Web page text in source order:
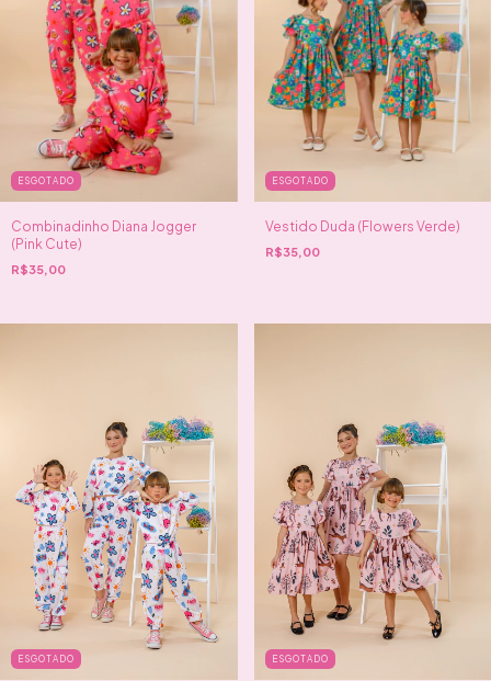
ESGOTADO
Combinadinho Diana Jogger
(Pink Cute)
R$35,00
ESGOTADO
Vestido Duda (Flowers Verde)
R$35,00
ESGOTADO ESGOTADO